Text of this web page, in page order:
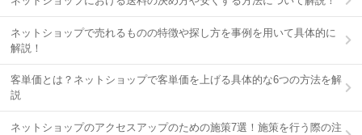
ネットショップで売れるものの特徴や探し方を事例を用いて具体的に
解説！
客単価とは？ネットショップで客単価を上げる具体的な6つの方法を解
説
ネットショップのアクセスアップのための施策7選！施策を行う際の注